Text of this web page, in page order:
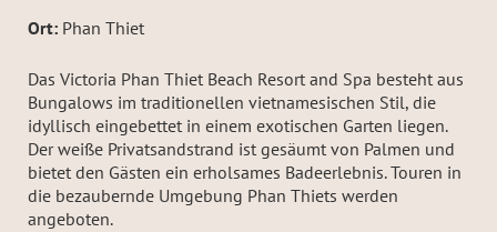
Ort: Phan Thiet
Das Victoria Phan Thiet Beach Resort and Spa besteht aus
Bungalows im traditionellen vietnamesischen Stil, die
idyllisch eingebettet in einem exotischen Garten liegen.
Der weiße Privatsandstrand ist gesäumt von Palmen und
bietet den Gästen ein erholsames Badeerlebnis. Touren in
die bezaubernde Umgebung Phan Thiets werden
angeboten.